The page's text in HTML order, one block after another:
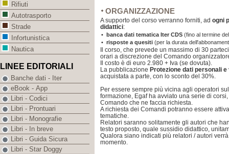
ORGANIZZAZIONE
A supporto del corso verranno forniti, ad ogni
didattici:
• banca dati tematica Iter CDS (fino al termine
• risposte a quesiti (per la durata
Il corso, che prevede un massimo di 30
orari a discrezione del Comando
Il costo è di euro 2.980 + Iva (se dovuta).
La pubblicazione Protezione dati personali
acquistata a parte, con lo sconto del 30%.
Per essere sempre più vicina agli operatori
formazione, Egaf ha avviato una serie di
Comando che ne faccia richiesta.
A richiesta dei Comandi potranno essere
tematiche.
Relatori saranno solitamente gli autori che
testo proposto, quale sussidio didattico,
Qualora siano indicati più relatori / autori
momento.
Rifiuti
Autotrasporto
Strade
Infortunistica
Nautica
LINEE EDITORIALI
Banche dati - Iter
eBook - App
Libri - Codici
Libri - Prontuari
Libri - Monografie
Libri - In breve
Libri - Guida Sicura
Libri - Star Doggy